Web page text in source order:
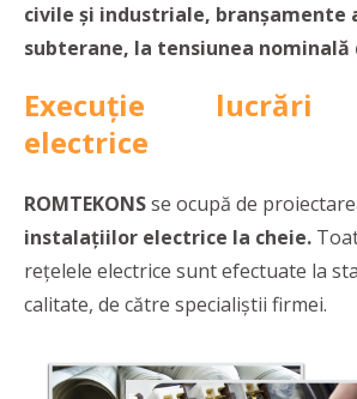
civile și industriale, branșamente
subterane, la tensiunea nominală
Execuție lucrări
electrice
ROMTEKONSse ocupă de
instalațiilor electrice la cheie.
rețelele electrice sunt efectuate la
calitate, de către specialiștii firmei.